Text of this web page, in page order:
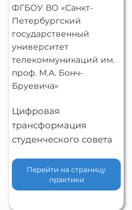
ФГБОУ ВО «Санкт-
Петербургский
государственный
университет
телекоммуникаций им.
проф. М.А. Бонч-
Бруевича»
Цифровая
трансформация
студенческого совета
Перейти на страницу
практики